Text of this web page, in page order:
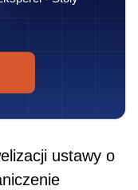
ustawy o